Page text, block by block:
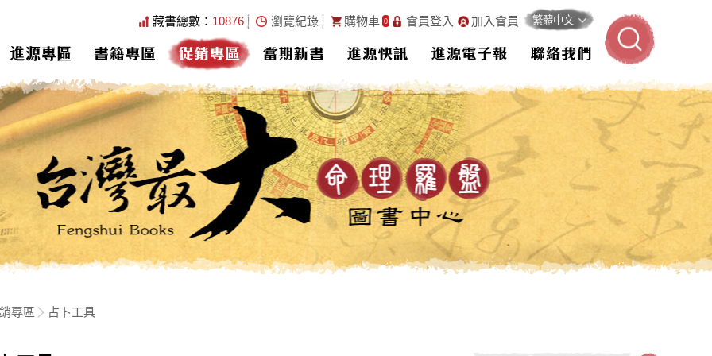
藏書總數： 10876 瀏覽紀錄 購物車 0 會員登入 加入會員
進源專區 書籍專區 促銷專區 當期新書 進源快訊 進源電子報 聯絡我們
專區 占卜工具